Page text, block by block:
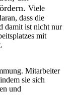
Viele
dass die
damit ist nicht nur
mit
Mitarbeiter
sie sich
und